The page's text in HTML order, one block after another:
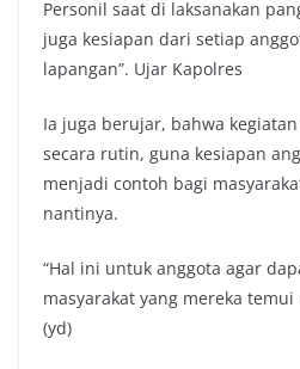
Personil saat di laksanakan
juga kesiapan dari setiap
lapangan”. Ujar Kapolres
Ia juga berujar, bahwa
secara rutin, guna kesiapan
menjadi contoh bagi
nantinya.
“Hal ini untuk anggota agar
masyarakat yang mereka
(yd)